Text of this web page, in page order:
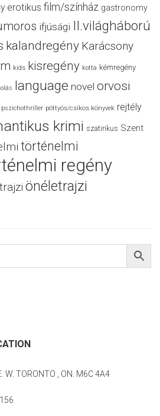
erotikus film/színház gastronomy
ifjúsági II.világháború
kalandregény Karácsony
kids kisregény kotta kémregény
language novel orvosi
pszichothriller pöttyös/csíkos könyvek rejtély
krimi szatirikus Szent
történelmi
regény
önéletrajzi
W. TORONTO , ON. M6C 4A4